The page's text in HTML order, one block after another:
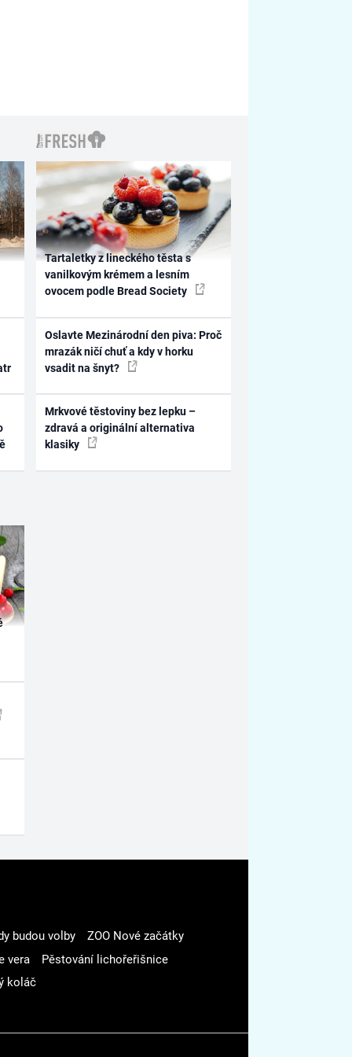
Tartaletky z lineckého těsta s
vanilkovým krémem a lesním
ovocem podle Bread Society
Oslavte Mezinárodní den piva: Proč
mrazák ničí chuť a kdy v horku
vsadit na šnyt?
Mrkvové těstoviny bez lepku –
zdravá a originální alternativa
klasiky
budou volby
ZOO Nové začátky
vera
Pěstování lichořeřišnice
koláč